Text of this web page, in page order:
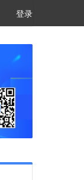
登录